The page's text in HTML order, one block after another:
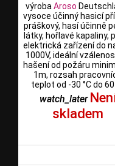
výroba Aroso
vysoce účinný hasicí
práškový, hasí účinně
látky, hořlavé kapaliny,
elektrická zařízení do
1000V, ideální
hašení od požáru
1m, rozsah
teplot od -30 °C do 60
watch_later
skladem